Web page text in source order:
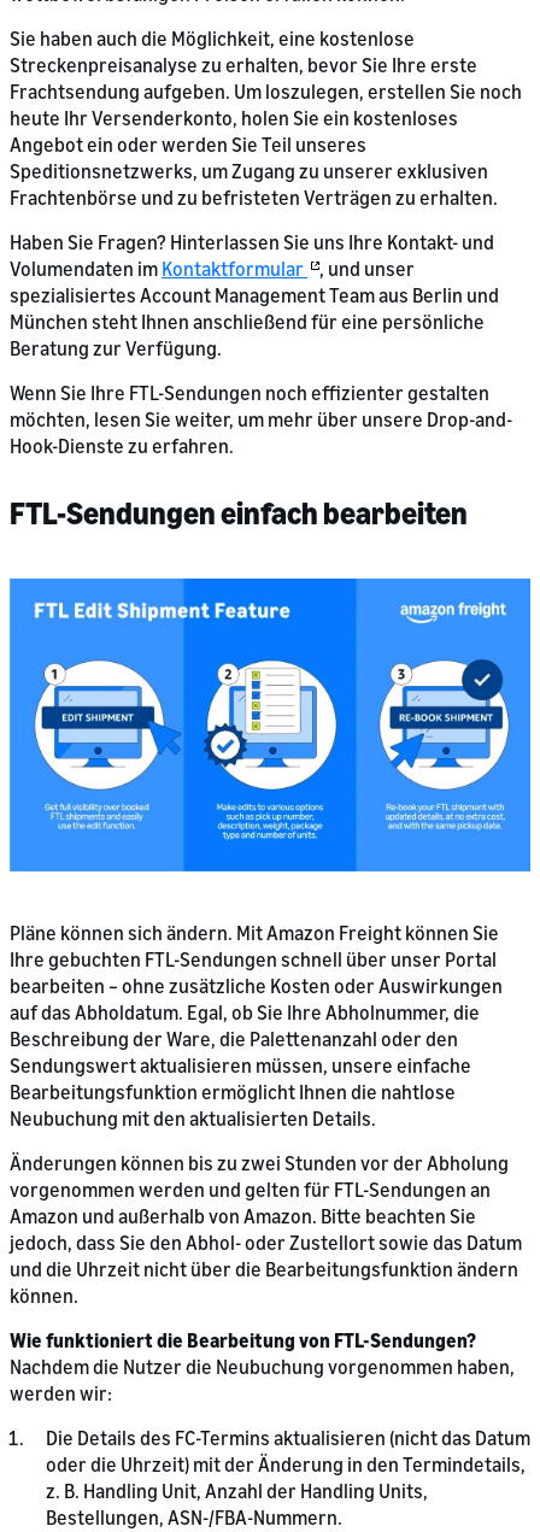
Sie haben auch die Möglichkeit, eine kostenlose
Streckenpreisanalyse zu erhalten, bevor Sie Ihre erste
Frachtsendung aufgeben. Um loszulegen, erstellen Sie noch
heute Ihr Versenderkonto, holen Sie ein kostenloses
Angebot ein oder werden Sie Teil unseres
Speditionsnetzwerks, um Zugang zu unserer exklusiven
Frachtenbörse und zu befristeten Verträgen zu erhalten.
Haben Sie Fragen? Hinterlassen Sie uns Ihre Kontakt- und
Volumendaten im Kontaktformular
, und unser
spezialisiertes Account Management Team aus Berlin und
München steht Ihnen anschließend für eine persönliche
Beratung zur Verfügung.
Wenn Sie Ihre FTL-Sendungen noch effizienter gestalten
möchten, lesen Sie weiter, um mehr über unsere Drop-and-
Hook-Dienste zu erfahren.
FTL-Sendungen einfach bearbeiten
Pläne können sich ändern. Mit Amazon Freight können Sie
Ihre gebuchten FTL-Sendungen schnell über unser Portal
bearbeiten – ohne zusätzliche Kosten oder Auswirkungen
auf das Abholdatum. Egal, ob Sie Ihre Abholnummer, die
Beschreibung der Ware, die Palettenanzahl oder den
Sendungswert aktualisieren müssen, unsere einfache
Bearbeitungsfunktion ermöglicht Ihnen die nahtlose
Neubuchung mit den aktualisierten Details.
Änderungen können bis zu zwei Stunden vor der Abholung
vorgenommen werden und gelten für FTL-Sendungen an
Amazon und außerhalb von Amazon. Bitte beachten Sie
jedoch, dass Sie den Abhol- oder Zustellort sowie das Datum
und die Uhrzeit nicht über die Bearbeitungsfunktion ändern
können.
Wie funktioniert die Bearbeitung von FTL-Sendungen?
Nachdem die Nutzer die Neubuchung vorgenommen haben,
werden wir:
Die Details des FC-Termins aktualisieren (nicht das Datum
oder die Uhrzeit) mit der Änderung in den Termindetails,
z. B. Handling Unit, Anzahl der Handling Units,
Bestellungen, ASN-/FBA-Nummern.